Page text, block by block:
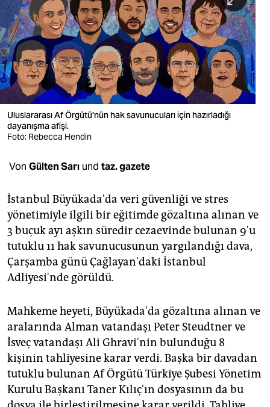
berlin
nord
wahrheit
verlag
verlag
veranstaltungen
unterstützen
abo
genossenschaft
epaper login
Uluslararası Af Örgütü'nün hak savunucuları için hazırladığı
dayanışma afişi.
Foto: Rebecca Hendin
Von Gülten Sarı und taz. gazete
İstanbul Büyükada'da veri güvenliği ve stres
yönetimiyle ilgili bir eğitimde gözaltına alınan ve
3 buçuk ayı aşkın süredir cezaevinde bulunan 9'u
tutuklu 11 hak savunucusunun yargılandığı dava,
Çarşamba günü Çağlayan'daki İstanbul
Adliyesi'nde görüldü.
Mahkeme heyeti, Büyükada'da gözaltına alınan ve
aralarında Alman vatandaşı Peter Steudtner ve
İsveç vatandaşı Ali Ghravi'nin bulunduğu 8
kişinin tahliyesine karar verdi. Başka bir davadan
tutuklu bulunan Af Örgütü Türkiye Şubesi Yönetim
Kurulu Başkanı Taner Kılıç'ın dosyasının da bu